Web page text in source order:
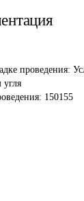
проведения:
угля
150155